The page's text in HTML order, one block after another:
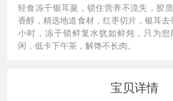
轻食冻干银耳羹，锁住营养不流失，胶
香醇，精选地道食材，红枣切片，银耳
小时，冻干锁鲜复水犹如鲜炖，只为
闲，低卡下午茶，解馋不长肉。
宝贝详情